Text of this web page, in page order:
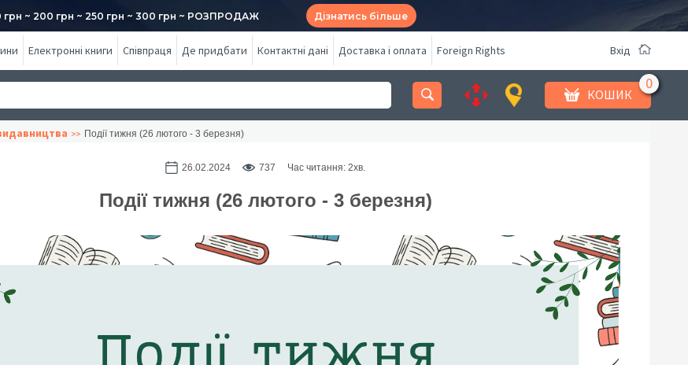
~ 200 грн ~ 250 грн ~ 300 грн ~ РОЗПРОДАЖ Дізнатись більше
Електронні книги Співпраця Де придбати Контактні дані Доставка і оплата Foreign Rights Вхід
КОШИК
Події тижня (26 лютого - 3 березня)
26.02.2024 737 Час читання: 2хв.
Події тижня (26 лютого - 3 березня)